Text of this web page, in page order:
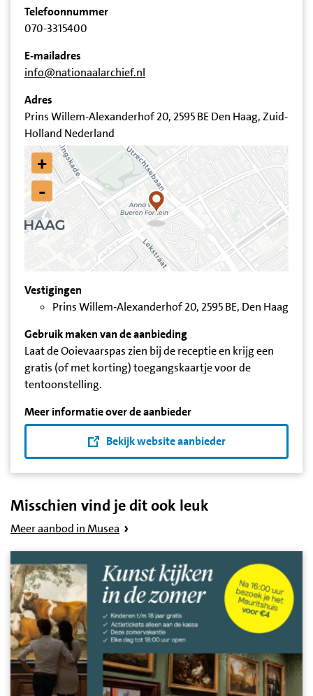
Telefoonnummer
070-3315400
E-mailadres
info@nationaalarchief.nl
Adres
Prins Willem-Alexanderhof 20, 2595 BE Den Haag, Zuid-
Holland Nederland
+
-
Vestigingen
Prins Willem-Alexanderhof 20, 2595 BE, Den Haag
Gebruik maken van de aanbieding
Laat de Ooievaarspas zien bij de receptie en krijg een
gratis (of met korting) toegangskaartje voor de
tentoonstelling.
Meer informatie over de aanbieder
Bekijk website aanbieder
Misschien vind je dit ook leuk
Meer aanbod in Musea